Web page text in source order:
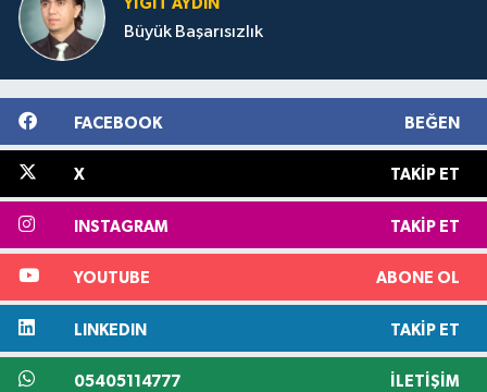
YIĞIT AYDIN
Büyük Başarısızlık
FACEBOOK BEĞEN
X TAKIP ET
INSTAGRAM TAKIP ET
YOUTUBE ABONE OL
LINKEDIN TAKIP ET
05405114777 İLETIŞIM